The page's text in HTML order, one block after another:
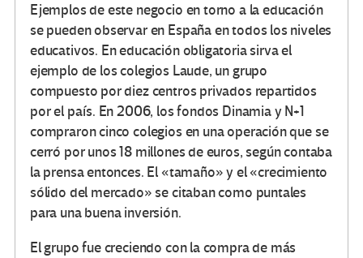
Ejemplos de este negocio en torno a la educación
se pueden observar en España en todos los niveles
educativos. En educación obligatoria sirva el
ejemplo de los colegios Laude, un grupo
compuesto por diez centros privados repartidos
por el país. En 2006, los fondos Dinamia y N+1
compraron cinco colegios en una operación que se
cerró por unos 18 millones de euros, según contaba
la prensa entonces. El «tamaño» y el «crecimiento
sólido del mercado» se citaban como puntales
para una buena inversión.
El grupo fue creciendo con la compra de más